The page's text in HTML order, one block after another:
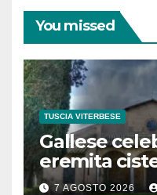
You missed
TUSCIA VITERBESE
Gallese
eremita
secolo
7 AGOSTO 2026